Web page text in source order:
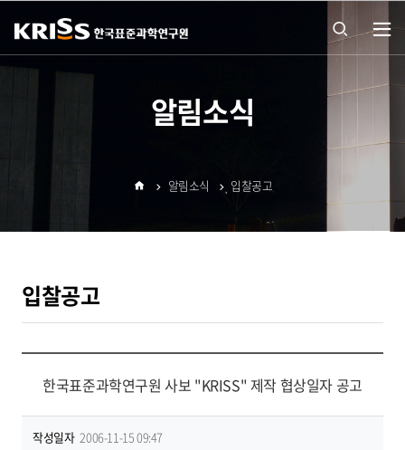
열기
알림소식
입찰공고
알림소식 입찰공고
한국표준과학연구원 사보 "KRISS" 제작 협상일자 공고
작성일자 2006-11-15 09:47